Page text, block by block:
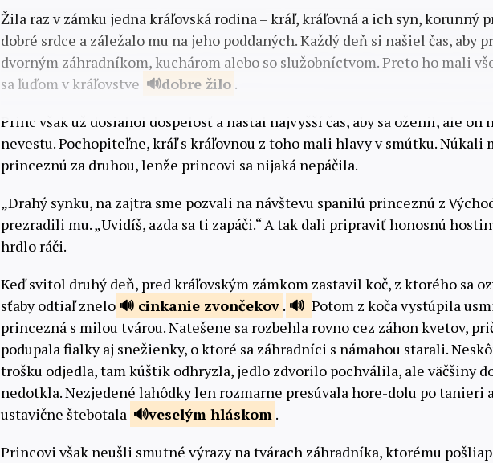
Žila raz v zámku jedna kráľovská rodina – kráľ, kráľovná a ich syn, korunný
dobré srdce a záležalo mu na jeho poddaných. Každý deň si našiel čas, aby
dvorným záhradníkom, kuchárom alebo so služobníctvom. Preto ho mali
sa ľuďom v kráľovstve
dobre žilo .
Princ však už dosiahol dospelosť a nastal najvyšší čas, aby sa oženil, ale on
nevestu. Pochopiteľne, kráľ s kráľovnou z toho mali hlavy v smútku. Núkali
princeznú za druhou, lenže princovi sa nijaká nepáčila.
„Drahý synku, na zajtra sme pozvali na návštevu spanilú princeznú z
prezradili mu. „Uvidíš, azda sa ti zapáči.“ A tak dali pripraviť honosnú
hrdlo ráči.
Keď svitol druhý deň, pred kráľovským zámkom zastavil koč, z ktorého sa
sťaby odtiaľ znelo
cinkanie zvončekov .
Potom z koča vystúpila
princezná s milou tvárou. Natešene sa rozbehla rovno cez záhon kvetov,
podupala fialky aj snežienky, o ktoré sa záhradníci s námahou starali.
trošku odjedla, tam kúštik odhryzla, jedlo zdvorilo pochválila, ale väčšiny
nedotkla. Nezjedené lahôdky len rozmarne presúvala hore-dolu po tanieri
ustavične štebotala
veselým hláskom .
Princovi však neušli smutné výrazy na tvárach záhradníka, ktorému